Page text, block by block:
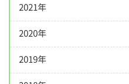
2021年
2020年
2019年